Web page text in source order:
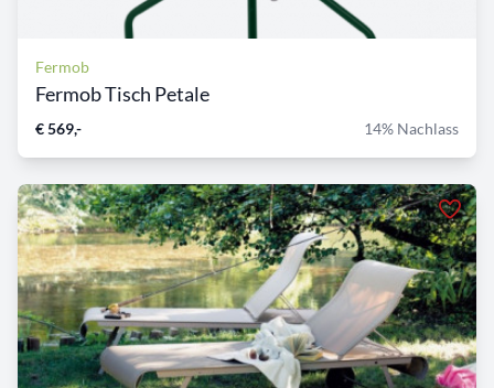
Fermob
Fermob Tisch Petale
€ 569,- 14% Nachlass